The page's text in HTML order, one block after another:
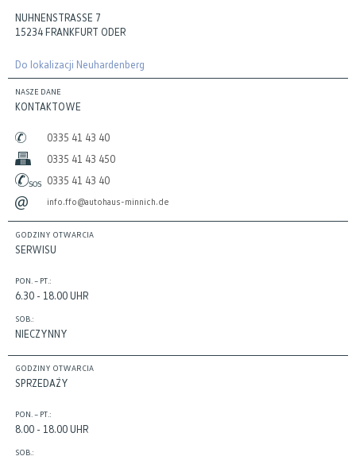
NUHNENSTRASSE 7
15234 FRANKFURT ODER
Do lokalizacji Neuhardenberg
NASZE DANE
KONTAKTOWE
0335 41 43 40
0335 41 43 450
0335 41 43 40
info.ffo@autohaus-minnich.de
GODZINY OTWARCIA
SERWISU
PON. – PT.:
6.30 - 18.00 UHR
SOB.:
NIECZYNNY
GODZINY OTWARCIA
SPRZEDAŻY
PON. – PT.:
8.00 - 18.00 UHR
SOB.: